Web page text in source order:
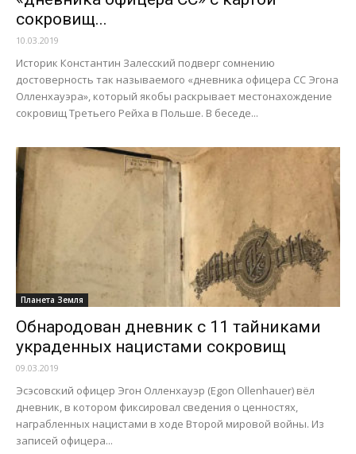
сокровищ...
10.03.2019
Историк Константин Залесский подверг сомнению
достоверность так называемого «дневника офицера СС Эгона
Олленхауэра», который якобы раскрывает местонахождение
сокровищ Третьего Рейха в Польше. В беседе...
Планета Земля
Обнародован дневник с 11 тайниками
украденных нацистами сокровищ
09.03.2019
Эсэсовский офицер Эгон Олленхауэр (Egon Ollenhauer) вёл
дневник, в котором фиксировал сведения о ценностях,
награбленных нацистами в ходе Второй мировой войны. Из
записей офицера...